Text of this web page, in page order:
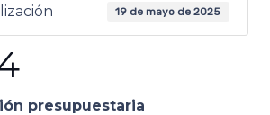
19 de mayo de 2025
presupuestaria